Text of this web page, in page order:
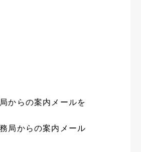
からの案内メールを
局からの案内メール